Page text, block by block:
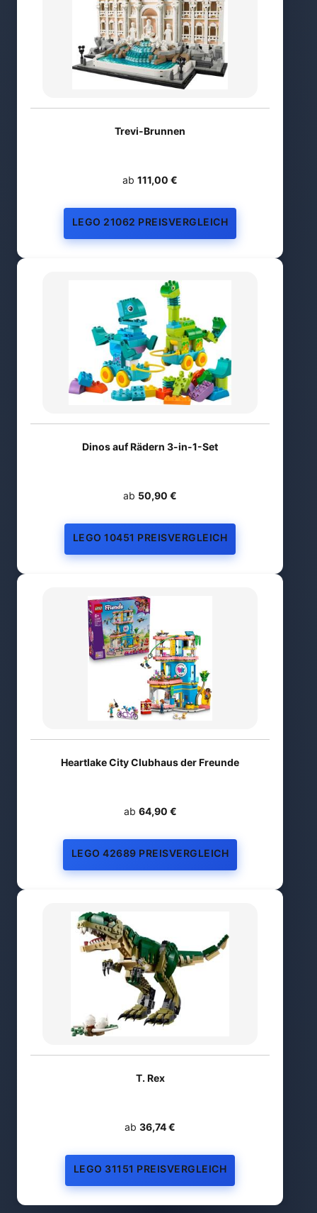
Trevi-Brunnen
ab 111,00 €
LEGO 21062 PREISVERGLEICH
Dinos auf Rädern 3-in-1-Set
ab 50,90 €
LEGO 10451 PREISVERGLEICH
Heartlake City Clubhaus der Freunde
ab 64,90 €
LEGO 42689 PREISVERGLEICH
T. Rex
ab 36,74 €
LEGO 31151 PREISVERGLEICH